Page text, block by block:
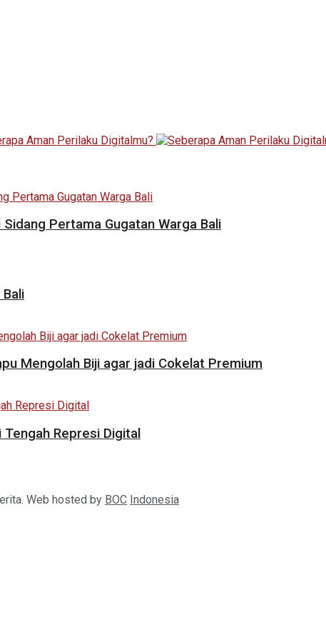
Pertama Gugatan Warga Bali
Mengolah Biji agar jadi Cokelat Premium
Represi Digital
Web hosted by BOC Indonesia